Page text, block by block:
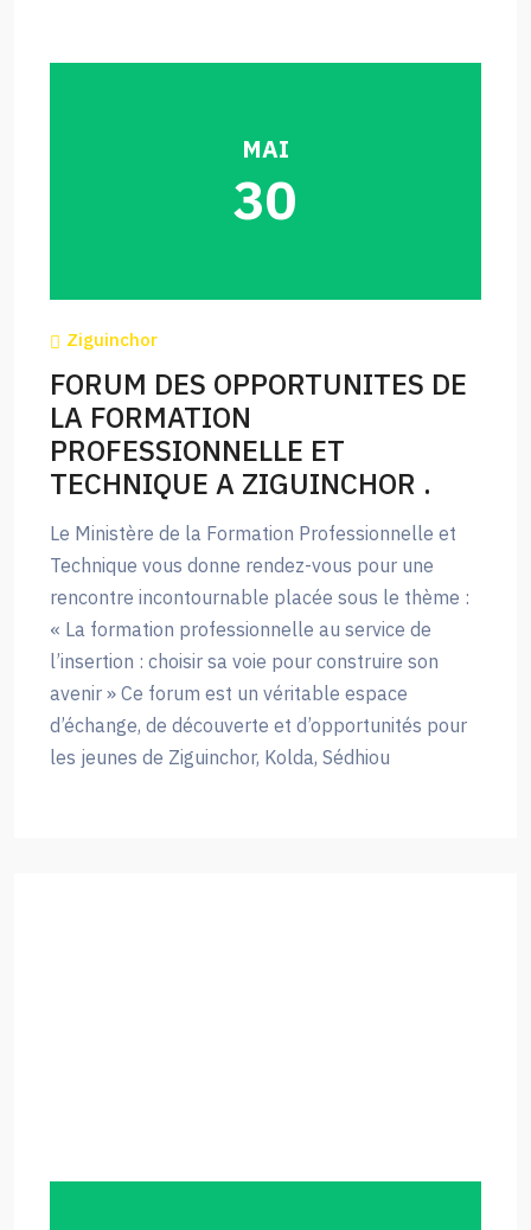
MAI
30
Ziguinchor
FORUM DES OPPORTUNITES DE
LA FORMATION
PROFESSIONNELLE ET
TECHNIQUE A ZIGUINCHOR .
Le Ministère de la Formation Professionnelle et
Technique vous donne rendez-vous pour une
rencontre incontournable placée sous le thème :
« La formation professionnelle au service de
l’insertion : choisir sa voie pour construire son
avenir » Ce forum est un véritable espace
d’échange, de découverte et d’opportunités pour
les jeunes de Ziguinchor, Kolda, Sédhiou